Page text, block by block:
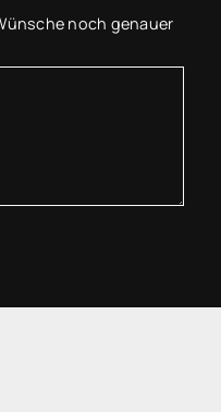
noch genauer